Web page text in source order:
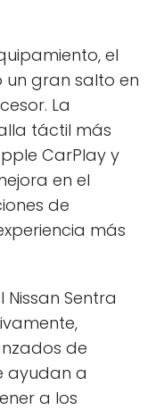
el
un gran salto en
La
táctil más
CarPlay y
en el
de
más
Sentra
de
ayudan a
a los